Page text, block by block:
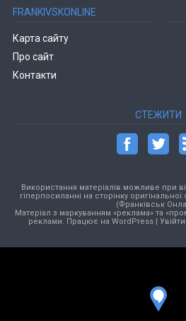
FRANKIVSKONLINE
Карта сайту
Про сайт
Контакти
СТЕЖИТИ
Використання матеріалів можливе при
гіперпосиланні на сторінку оригінальної
(Франківськ
Матеріал з маркуванням «реклама» та
реклами. Працює на WordPress| Увійти